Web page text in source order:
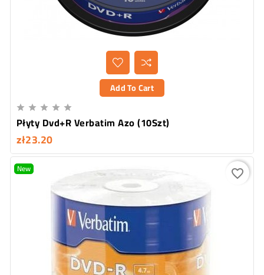
Add To Cart
    
Płyty Dvd+R Verbatim Azo (10Szt)
zł23.20
New favorite_border